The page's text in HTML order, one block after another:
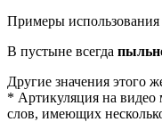
Примеры
В пустыне всегда
Другие значения этого
* Артикуляция на видео
слов, имеющих